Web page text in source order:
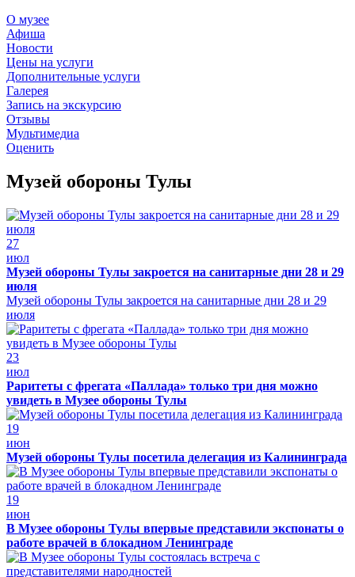
О музее
Афиша
Новости
Цены на услуги
Дополнительные услуги
Галерея
Запись на экскурсию
Отзывы
Мультимедиа
Оценить
Музей обороны Тулы
27
июл
Музей обороны Тулы закроется на санитарные дни 28 и 29
июля
Музей обороны Тулы закроется на санитарные дни 28 и 29
июля
23
июл
Раритеты с фрегата «Паллада» только три дня можно
увидеть в Музее обороны Тулы
19
июн
Музей обороны Тулы посетила делегация из Калининграда
19
июн
В Музее обороны Тулы впервые представили экспонаты о
работе врачей в блокадном Ленинграде